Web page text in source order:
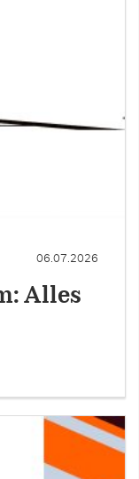
06.07.2026
Alles